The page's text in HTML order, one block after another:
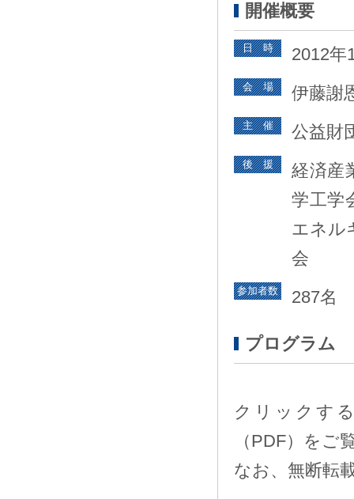
開催概要
日 時 2012
会 場 伊藤謝
主 催 公益財
後 援
経済産
学工学
エネル
会
参加者数 287名
プログラム
クリックす
（PDF）をご
なお、無断転